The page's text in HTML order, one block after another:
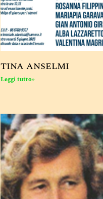
TINA ANSELMI
Leggi tutto»